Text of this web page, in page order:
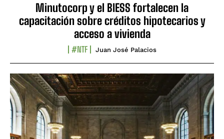
Minutocorp y el BIESS fortalecen la
capacitación sobre créditos hipotecarios y
acceso a vivienda
#NTF Juan José Palacios